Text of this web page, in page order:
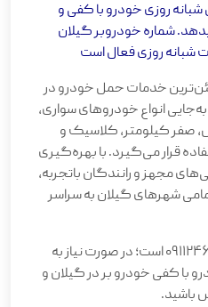
روزی خودرو با کفی و
میدهد. شماره خودروبر گیلان
خدمات حمل خودرو در
انواع خودروهای سواری،
صفر کیلومتر، کلاسیک و
قرار می‌گیرد. با بهره‌گیری
مجهز و رانندگان باتجربه،
شهرهای گیلان به سراسر
شماره خودروبر گیلان 09112463050 است؛ در صورت نیاز به
با کفی خودرو بر در گیلان و
باشید.